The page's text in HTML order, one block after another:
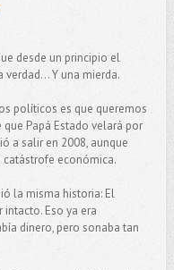
desde un principio el
Y una mierda.
políticos es que queremos
Papá Estado velará por
a salir en 2008, aunque
catástrofe económica.
la misma historia: El
Eso ya era
dinero, pero sonaba tan